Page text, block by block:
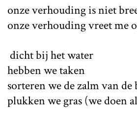
onze verhouding is niet
onze verhouding vreet me
​​ ​dicht bij het water
hebben we taken
sorteren we de zalm van
plukken we gras (we doen